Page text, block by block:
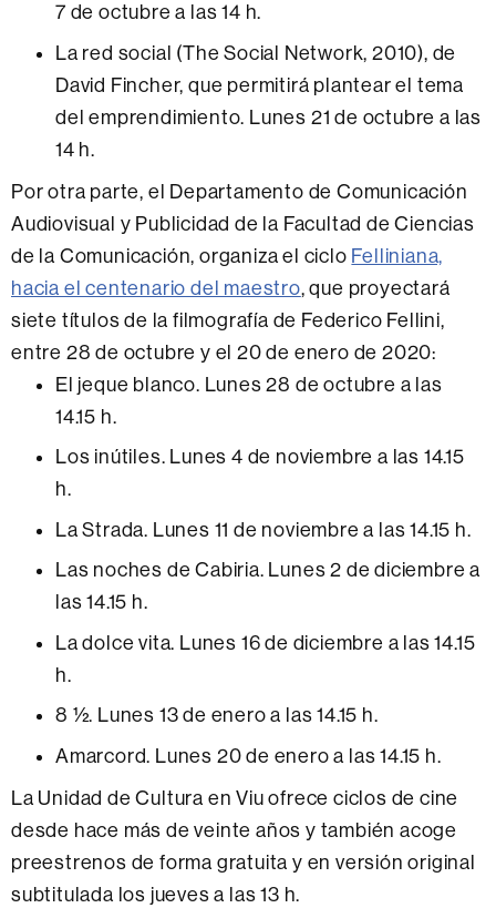
7 de octubre a las 14 h.
La red social (The Social Network, 2010), de
David Fincher, que permitirá plantear el tema
del emprendimiento. Lunes 21 de octubre a las
14 h.
Por otra parte, el Departamento de Comunicación
Audiovisual y Publicidad de la Facultad de Ciencias
de la Comunicación, organiza el ciclo Felliniana,
hacia el centenario del maestro, que proyectará
siete títulos de la filmografía de Federico Fellini,
entre 28 de octubre y el 20 de enero de 2020:
El jeque blanco. Lunes 28 de octubre a las
14.15 h.
Los inútiles. Lunes 4 de noviembre a las 14.15
h.
La Strada. Lunes 11 de noviembre a las 14.15 h.
Las noches de Cabiria. Lunes 2 de diciembre a
las 14.15 h.
La dolce vita. Lunes 16 de diciembre a las 14.15
h.
8 ½. Lunes 13 de enero a las 14.15 h.
Amarcord. Lunes 20 de enero a las 14.15 h.
La Unidad de Cultura en Viu ofrece ciclos de cine
desde hace más de veinte años y también acoge
preestrenos de forma gratuita y en versión original
subtitulada los jueves a las 13 h.